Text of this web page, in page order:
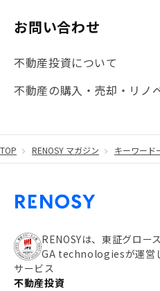
お問い合わせ
不動産投資について
不動産の購入・売却・リノ
TOP RENOSY マガジン キーワード
RENOSYは、東証グロー
GA technologiesが運営
サービス
不動産投資